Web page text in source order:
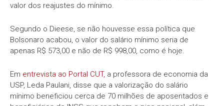
valor dos reajustes do mínimo.
Segundo o Dieese, se não houvesse essa política que
Bolsonaro acabou, o valor do salário mínimo seria de
apenas R$ 573,00 e não de R$ 998,00, como é hoje.
Em entrevista ao Portal CUT, a professora de economia da
USP, Leda Paulani, disse que a valorização do salário
mínimo beneficiou cerca de 70 milhões de aposentados e